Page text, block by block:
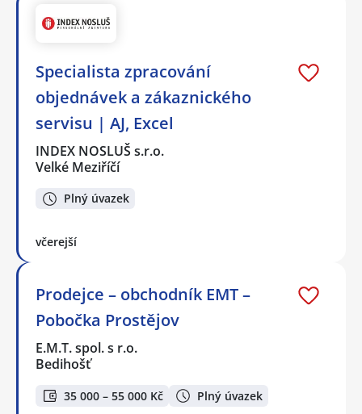
Specialista zpracování
objednávek a zákaznického
servisu | AJ, Excel
INDEX NOSLUŠ s.r.o.
Velké Meziříčí
Plný úvazek
včerejší
Prodejce – obchodník EMT –
Pobočka Prostějov
E.M.T. spol. s r.o.
Bedihošť
35 000 – 55 000 Kč Plný úvazek